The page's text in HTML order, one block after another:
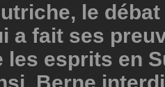
le
a fait ses
les esprits en